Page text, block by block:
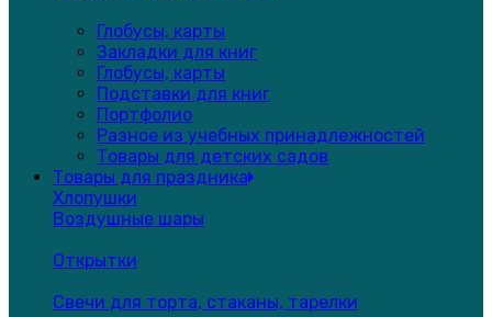
Глобусы, карты
Закладки для книг
Глобусы, карты
Подставки для книг
Портфолио
Разное из учебных принадлежностей
Товары для детских садов
Товары для праздника
Хлопушки
Воздушные шары
Открытки
Свечи для торта, стаканы, тарелки